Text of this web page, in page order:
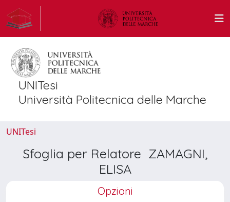
UNITesi
Università Politecnica delle Marche
UNITesi
Sfoglia per Relatore ZAMAGNI,
ELISA
Opzioni